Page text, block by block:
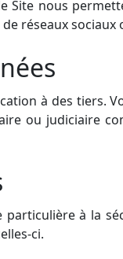
Site nous
réseaux
à des tiers.
ou judiciaire
à la
ci.